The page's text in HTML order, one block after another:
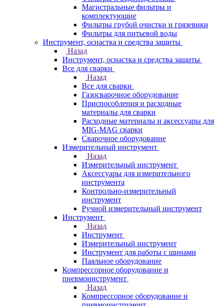
Магистральные фильтры и
комплектующие
Фильтры грубой очистки и грязевики
Фильтры для питьевой воды
Инструмент, оснастка и средства защиты
Назад
Инструмент, оснастка и средства защиты
Все для сварки
Назад
Все для сварки
Газосварочное оборудование
Приспособления и расходные
материалы для сварки
Расходные материалы и аксессуары для
MIG-MAG сварки
Сварочное оборудование
Измерительный инструмент
Назад
Измерительный инструмент
Аксессуары для измерительного
инструмента
Контрольно-измерительный
инструмент
Ручной измерительный инструмент
Инструмент
Назад
Инструмент
Измерительный инструмент
Инструмент для работы с шинами
Паяльное оборудование
Компрессорное оборудование и
пневмоинструмент
Назад
Компрессорное оборудование и